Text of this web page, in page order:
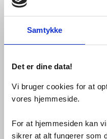
Samtykke
Det er dine data!
Vi bruger cookies for at
vores hjemmeside.
For at hjemmesiden kan
sikrer at alt fungerer som
Fri fragt fra
Dansani Luna
Valgfri farve
Bemærk
relaterede varer.
afløbsudskæring
til/med